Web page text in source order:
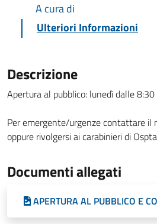
A cura di
Ulteriori Informazioni
Descrizione
Apertura al pubblico: lunedì dalle
Per emergente/urgenze contattare
oppure rivolgersi ai carabinieri di
Documenti allegati
APERTURA AL PUBBLICO E